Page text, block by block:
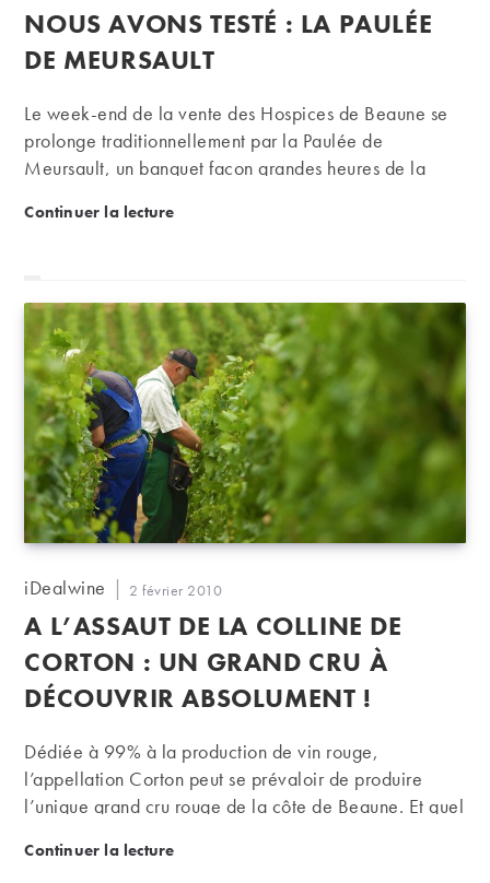
la
publication :
publiée :
NOUS AVONS TESTÉ : LA PAULÉE
DE MEURSAULT
Le week-end de la vente des Hospices de Beaune se
prolonge traditionnellement par la Paulée de
Meursault, un banquet façon grandes heures de la
nous en sommes retournés, chacun de notre côté. En
Continuer la lectureNous avons testé : La Paulée de Meursault
Auteur/autrice
la
publication :
iDealwine
Publication
publiée :
2 février 2010
A L’ASSAUT DE LA COLLINE DE
CORTON : UN GRAND CRU À
DÉCOUVRIR ABSOLUMENT !
Dédiée à 99% à la production de vin rouge,
l’appellation Corton peut se prévaloir de produire
l’unique grand cru rouge de la côte de Beaune. Et quel
apte à une longue garde.
Continuer la lectureA l’assaut de la colline de Corton : un grand cru à